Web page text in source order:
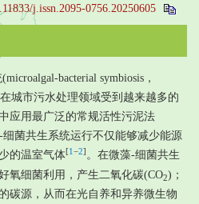
j.issn.2095-0756.20250605
bacterial symbiosis，
城市污水处理领域受到越来越多的
应用最广泛的常规活性污泥法
细菌共生系统运行不仅能够减少能源
的温室气体[1 −2] 。在微藻-细菌共生
氧细菌利用，产生二氧化碳(CO2)；
碳源，从而在光自养和异养微生物